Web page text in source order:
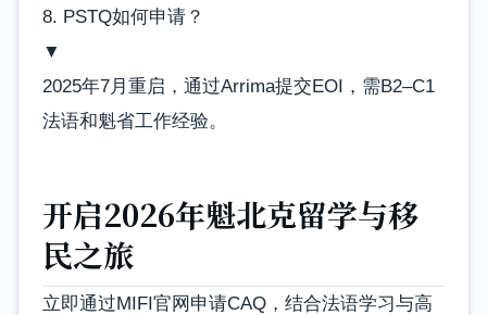
8. PSTQ如何申请？
▼
2025年7月重启，通过Arrima提交EOI，需B2–C1
法语和魁省工作经验。
开启2026年魁北克留学与移
民之旅
立即通过MIFI官网申请CAQ，结合法语学习与高